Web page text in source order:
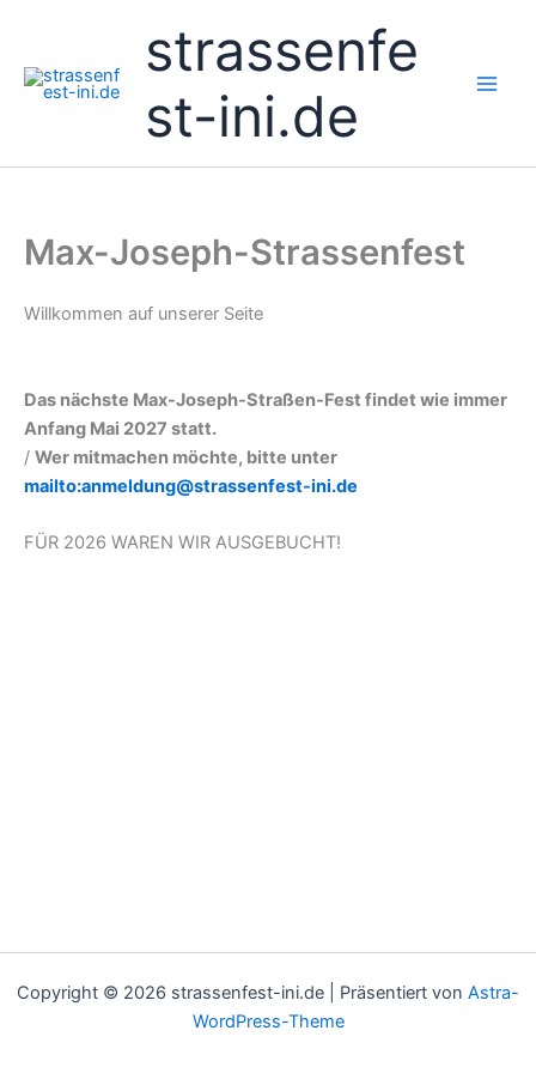
springen
strassenfe
st-ini.de
Max-Joseph-Strassenfest
Willkommen auf unserer Seite
Das nächste Max-Joseph-Straßen-Fest findet wie immer
Anfang Mai 2027 statt.
/ Wer mitmachen möchte, bitte unter
mailto:anmeldung@strassenfest-ini.de
FÜR 2026 WAREN WIR AUSGEBUCHT!
Copyright © 2026 strassenfest-ini.de | Präsentiert von Astra-
WordPress-Theme